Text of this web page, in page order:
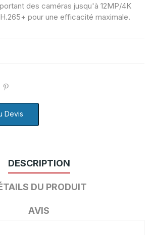
des caméras jusqu'à 12MP/4K
pour une efficacité maximale.
Devis
DESCRIPTION
DU PRODUIT
AVIS